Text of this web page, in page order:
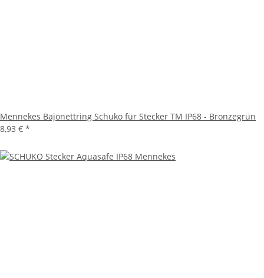
Mennekes Bajonettring Schuko für Stecker TM IP68 - Bronzegrün
8,93 € *